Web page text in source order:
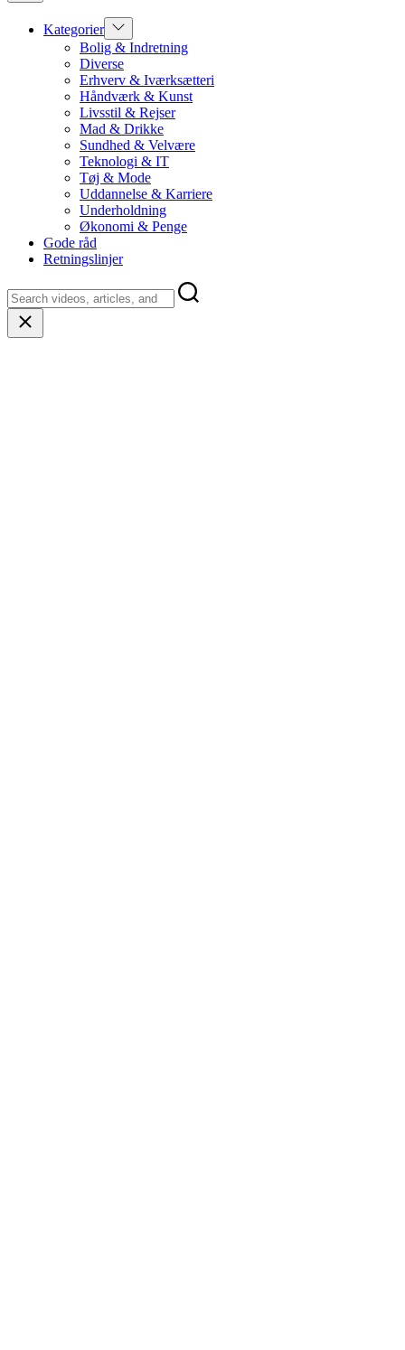
Kategorier Show
sub
menu
Bolig & Indretning
Diverse
Erhverv & Iværksætteri
Håndværk & Kunst
Livsstil & Rejser
Mad & Drikke
Sundhed & Velvære
Teknologi & IT
Tøj & Mode
Uddannelse & Karriere
Underholdning
Økonomi & Penge
Gode råd
Retningslinjer
Close
search